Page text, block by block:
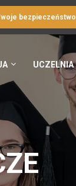
bezpieczeństwo
UCZELNIA